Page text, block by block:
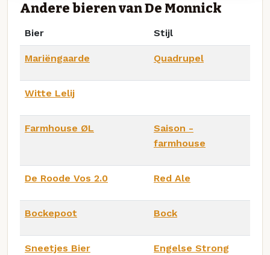
Andere bieren van De Monnick
Bier Stijl
Mariëngaarde Quadrupel
Witte Lelij
Farmhouse ØL
Saison -
farmhouse
De Roode Vos 2.0 Red Ale
Bockepoot Bock
Sneetjes Bier
Engelse Strong